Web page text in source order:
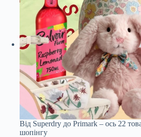
Від Superdry до Primark – ось 22
шопінгу